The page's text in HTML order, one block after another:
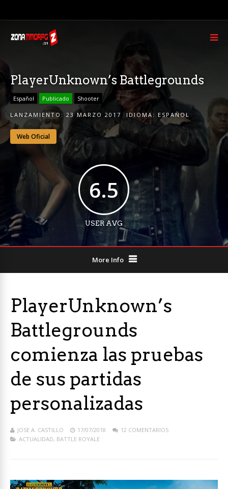
PlayerUnknown’s Battlegrounds
Español Publicado Shooter
LANZAMIENTO: 23 MARZO 2017 IDIOMA: ESPAÑOL
Web Oficial
6.5
USER AVG
More Info
PlayerUnknown’s
Battlegrounds
comienza las pruebas
de sus partidas
personalizadas
JOSE A. CASTILLO 17/07/2018
12 COMENTARIOS
ACTUALIDAD, BATTLE ROYALE